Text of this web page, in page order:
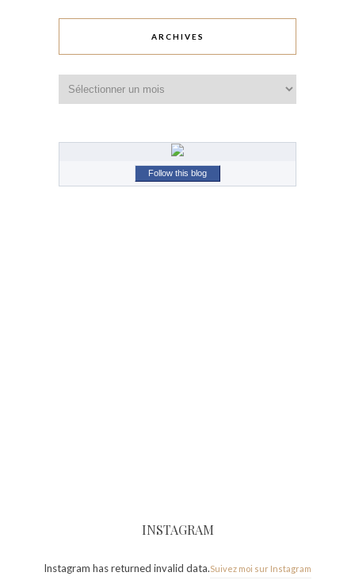
ARCHIVES
Follow this blog
INSTAGRAM
Instagram has returned invalid data.Suivez moi sur Instagram